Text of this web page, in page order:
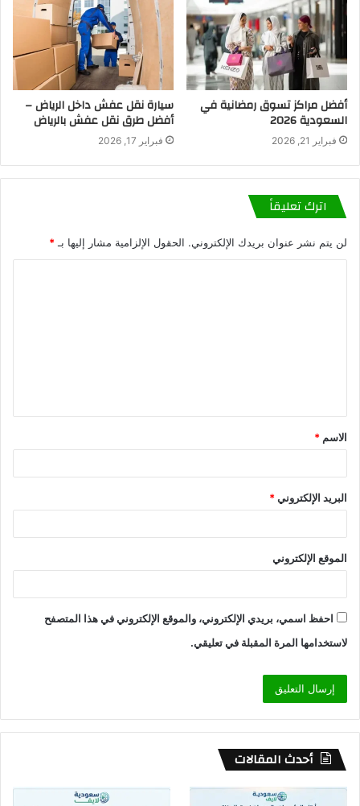
أفضل مراكز تسوق رمضانية في
السعودية 2026
فبراير 21, 2026
سيارة نقل عفش داخل الرياض –
أفضل طرق نقل عفش بالرياض
فبراير 17, 2026
اترك تعليقاً
لن يتم نشر عنوان بريدك الإلكتروني. الحقول الإلزامية مشار إليها بـ *
الاسم *
البريد الإلكتروني*
الموقع الإلكتروني
احفظ اسمي، بريدي الإلكتروني، والموقع الإلكتروني في هذا المتصفح
لاستخدامها المرة المقبلة في تعليقي.
أحدث المقالات